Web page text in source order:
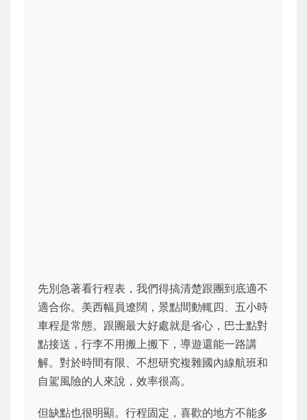
先別急著看行程表，我們得搞清楚跟團到底適不
適合你。美西幅員遼闊，景點間動輒四、五小時
車程是常態。跟團最大好處就是省心，巴士點對
點接送，行李不用搬上搬下，導遊還能一路講
解。對於時間有限、不想研究複雜國內線航班和
自駕風險的人來說，效率很高。
但缺點也很明顯。行程固定，喜歡的地方不能多